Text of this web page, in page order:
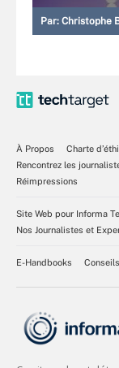
Par: Christophe
À Propos
Charte
Rencontrez les
Réimpressions
Site Web pour Informa
Nos Journalistes et
E-Handbooks